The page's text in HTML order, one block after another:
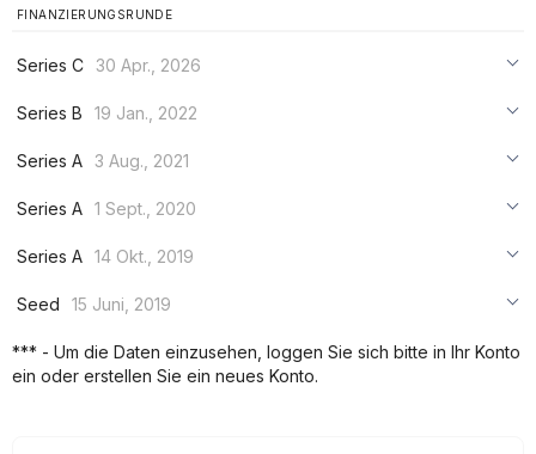
FINANZIERUNGSRUNDE
Series C 30 Apr., 2026
***
Series B
19 Jan., 2022
***
Series A 3 Aug., 2021
***
Series A 1 Sept., 2020
***
Series A 14 Okt., 2019
***
Seed
15 Juni, 2019
***
*** - Um die Daten einzusehen, loggen Sie sich bitte in Ihr Konto
ein oder erstellen Sie ein neues Konto.